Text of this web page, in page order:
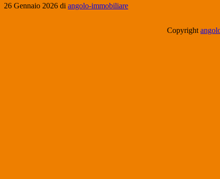
26 Gennaio 2026 di angolo-immobiliare
Copyright